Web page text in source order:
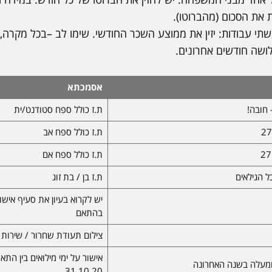
את הסכום (מהברוטו).
עבודות: יזין את ממוצע השכר החודשי. שימו לב –בכל
חודשים אחרונים.
אסמכתא
חובה!
ת.ז כולל ספח סטודנט/ית
ת.ז כולל ספח אב
ת.ז כולל ספח אם
הגילאים
ת.ז בן / בת זוג
יש לקרוא בעיון את סעיף
בהתאם
צילום תעודת שחרור / שירות